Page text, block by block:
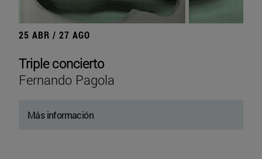
25 ABR / 27 AGO
Triple concierto
Fernando Pagola
Más información